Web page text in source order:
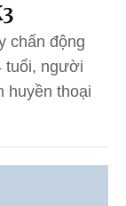
chấn động
tuổi, người
huyền thoại